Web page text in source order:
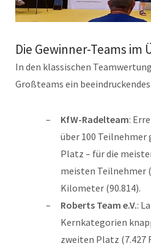
Die Gewinner-Teams im
In den klassischen
Großteams ein
KfW-Radelteam:
über 100 Teilnehmer
Platz – für die
meisten Teilnehmer
Kilometer (90.814).
Roberts Team e.V.:
Kernkategorien
zweiten Platz (7.427